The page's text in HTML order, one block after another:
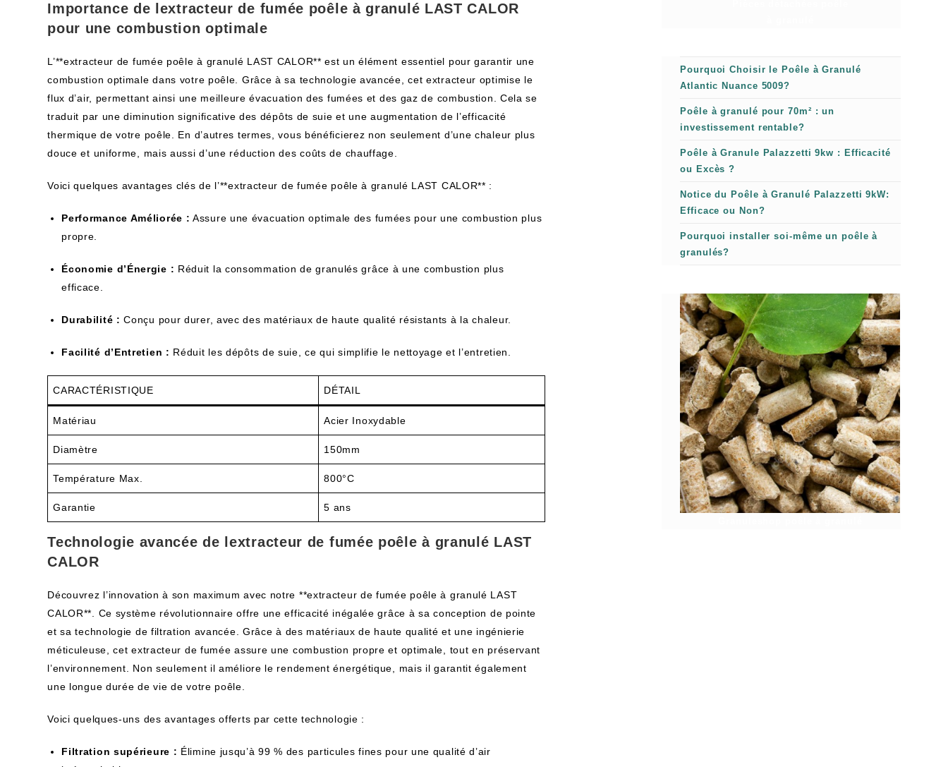
Importance de lextracteur de fumée poêle à granulé LAST CALOR
pour une combustion optimale
L’**extracteur de fumée poêle à granulé LAST CALOR** est un élément essentiel pour garantir une
combustion optimale dans votre poêle. Grâce à sa technologie avancée, cet extracteur optimise le
flux d’air, permettant ainsi une meilleure évacuation des fumées et des gaz de combustion. Cela se
traduit par une diminution significative des dépôts de suie et une augmentation de l’efficacité
thermique de votre poêle. En d’autres termes, vous bénéficierez non seulement d’une chaleur plus
douce et uniforme, mais aussi d’une réduction des coûts de chauffage.
Voici quelques avantages clés de l’**extracteur de fumée poêle à granulé LAST CALOR** :
Performance Améliorée : Assure une évacuation optimale des fumées pour une combustion plus
propre.
Économie d’Énergie : Réduit la consommation de granulés grâce à une combustion plus
efficace.
Durabilité : Conçu pour durer, avec des matériaux de haute qualité résistants à la chaleur.
Facilité d’Entretien : Réduit les dépôts de suie, ce qui simplifie le nettoyage et l’entretien.
CARACTÉRISTIQUE DÉTAIL
Matériau Acier Inoxydable
Diamètre 150mm
Température Max. 800°C
Garantie 5 ans
Technologie avancée de lextracteur de fumée poêle à granulé LAST
CALOR
Découvrez l’innovation à son maximum avec notre **extracteur de fumée poêle à granulé LAST
CALOR**. Ce système révolutionnaire offre une efficacité inégalée grâce à sa conception de pointe
et sa technologie de filtration avancée. Grâce à des matériaux de haute qualité et une ingénierie
méticuleuse, cet extracteur de fumée assure une combustion propre et optimale, tout en préservant
l’environnement. Non seulement il améliore le rendement énergétique, mais il garantit également
une longue durée de vie de votre poêle.
Voici quelques-uns des avantages offerts par cette technologie :
Filtration supérieure : Élimine jusqu’à 99 % des particules fines pour une qualité d’air
Pourquoi Choisir le Poêle à Granulé
Atlantic Nuance 5009?
Poêle à granulé pour 70m² : un
investissement rentable?
Poêle à Granule Palazzetti 9kw : Efficacité
ou Excès ?
Notice du Poêle à Granulé Palazzetti 9kW:
Efficace ou Non?
Pourquoi installer soi-même un poêle à
granulés?